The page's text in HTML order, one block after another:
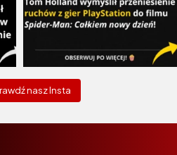
nasz Insta